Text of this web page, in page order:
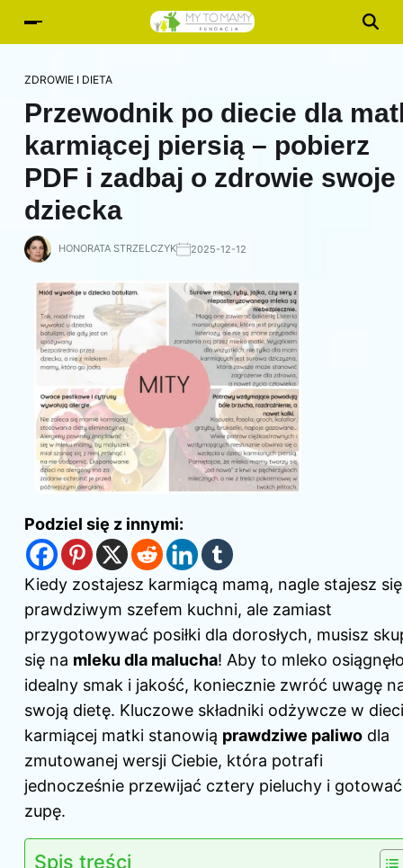
ZDROWIE I DIETA
Przewodnik po diecie dla
karmiącej piersią – pobierz
PDF i zadbaj o zdrowie swoje
dziecka
HONORATA STRZELCZYK 2025-12-12
Podziel się z innymi:
Kiedy zostajesz karmiącą mamą, nagle stajesz się
prawdziwym szefem kuchni, ale zamiast
przygotowywać posiłki dla dorosłych, musisz
się na mleku dla malucha! Aby to mleko
idealny smak i jakość, koniecznie zwróć uwagę
swoją dietę. Kluczowe składniki odżywcze w
karmiącej matki stanowią prawdziwe paliwo dla
zmutowanej wersji Ciebie, która potrafi
jednocześnie przewijać cztery pieluchy i gotować
zupę.
Spis treści